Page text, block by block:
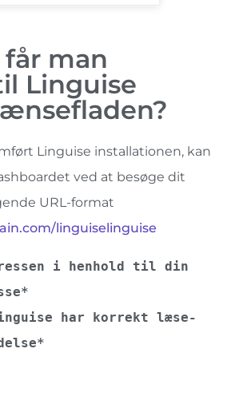
man
Linguise
Linguise installationen, kan
ved at besøge dit
URL-format
linguiselinguise
i henhold til din
har korrekt læse-